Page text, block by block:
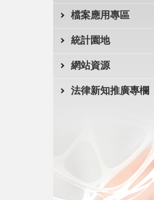
檔案應用專區
統計園地
網站資源
法律新知推廣專欄